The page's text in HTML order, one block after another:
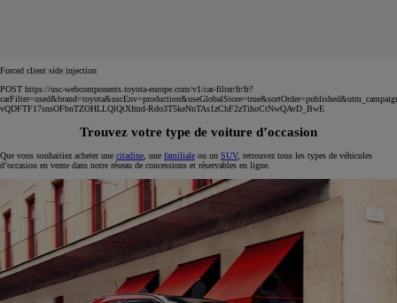
Forced client side injection
POST https://usc-webcomponents.toyota-europe.com/v1/car-filter/fr/fr?
vQDFTF17snsOFbnTZOHLLQlQtXfmd-Rdo3T5keNnTAs1zChF2zTihoCtNwQAvD_BwE
Trouvez votre type de voiture d’occasion
Que vous souhaitiez acheter une citadine , une familiale ou un SUV, retrouvez tous les types de véhicules
d’occasion en vente dans notre réseau de concessions et réservables en ligne.